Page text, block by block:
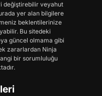
değiştirebilir veyahut
yer alan bilgilere
beklentilerinize
Bu sitedeki
güncel olmama gibi
zararlardan Ninja
bir sorumluluğu